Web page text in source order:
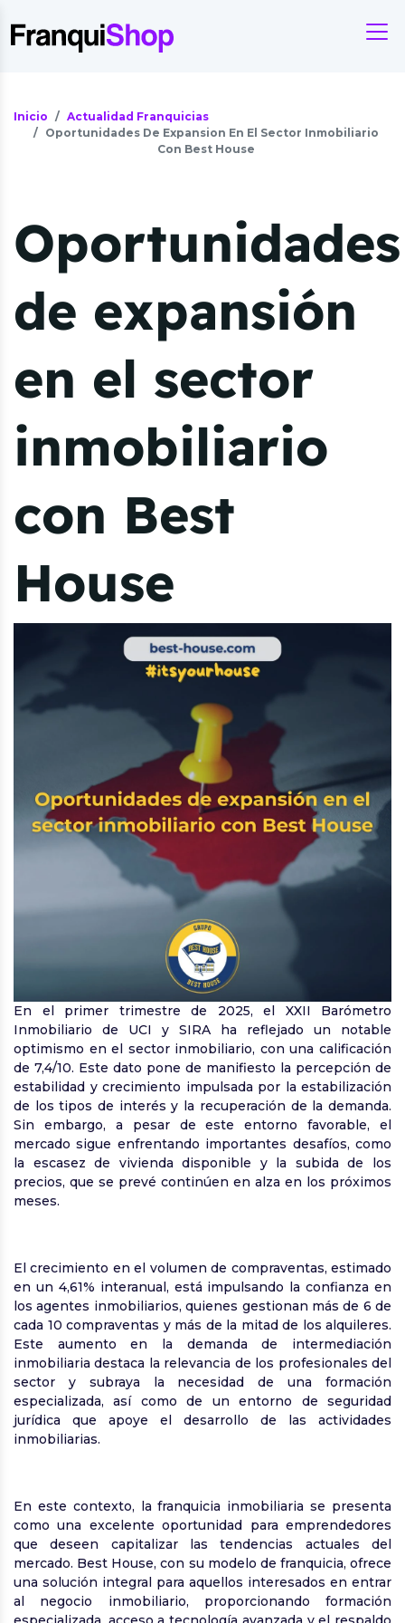
Inicio
Actualidad Franquicias
Oportunidades De Expansion En El Sector Inmobiliario
Con Best House
Oportunidades
de expansión
en el sector
inmobiliario
con Best
House
En el primer trimestre de 2025, el XXII Barómetro
Inmobiliario de UCI y SIRA ha reflejado un notable
optimismo en el sector inmobiliario, con una calificación
de 7,4/10. Este dato pone de manifiesto la percepción de
estabilidad y crecimiento impulsada por la estabilización
de los tipos de interés y la recuperación de la demanda.
Sin embargo, a pesar de este entorno favorable, el
mercado sigue enfrentando importantes desafíos, como
la escasez de vivienda disponible y la subida de los
precios, que se prevé continúen en alza en los próximos
meses.
El crecimiento en el volumen de compraventas, estimado
en un 4,61% interanual, está impulsando la confianza en
los agentes inmobiliarios, quienes gestionan más de 6 de
cada 10 compraventas y más de la mitad de los alquileres.
Este aumento en la demanda de intermediación
inmobiliaria destaca la relevancia de los profesionales del
sector y subraya la necesidad de una formación
especializada, así como de un entorno de seguridad
jurídica que apoye el desarrollo de las actividades
inmobiliarias.
En este contexto, la franquicia inmobiliaria se presenta
como una excelente oportunidad para emprendedores
que deseen capitalizar las tendencias actuales del
mercado. Best House, con su modelo de franquicia, ofrece
una solución integral para aquellos interesados en entrar
al negocio inmobiliario, proporcionando formación